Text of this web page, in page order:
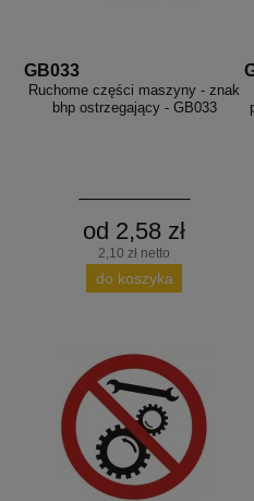
GB033
Ruchome części maszyny - znak
bhp ostrzegający - GB033
od 2,58 zł
2,10 zł netto
do koszyka